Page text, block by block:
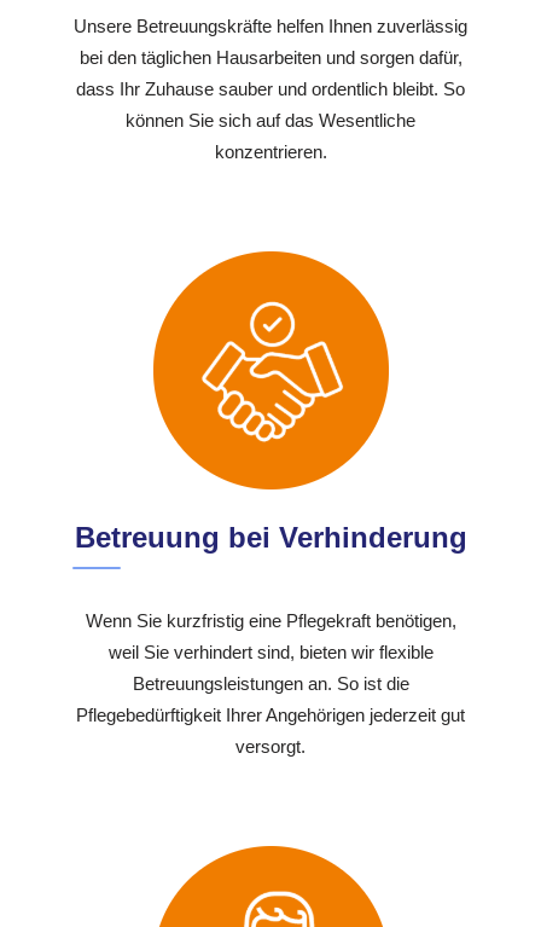
Unsere Betreuungskräfte helfen Ihnen zuverlässig
bei den täglichen Hausarbeiten und sorgen dafür,
dass Ihr Zuhause sauber und ordentlich bleibt. So
können Sie sich auf das Wesentliche
konzentrieren.
Betreuung bei Verhinderung
Wenn Sie kurzfristig eine Pflegekraft benötigen,
weil Sie verhindert sind, bieten wir flexible
Betreuungsleistungen an. So ist die
Pflegebedürftigkeit Ihrer Angehörigen jederzeit gut
versorgt.